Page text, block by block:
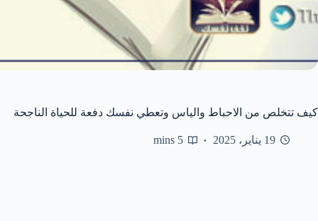
كيف تتخلص من الاحباط والياس وتعطي نفسك دفعة للحياة الناجحة
19 يناير، 2025 5 mins